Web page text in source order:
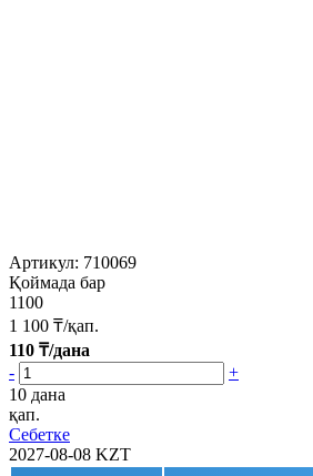
Артикул: 710069
Қоймада бар
1100
1 100 ₸/қап.
110 ₸/дана
-
+
10 дана
қап.
Себетке
2027-08-08 KZT